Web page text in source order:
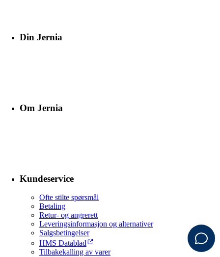
Din Jernia
Om Jernia
Kundeservice
Ofte stilte spørsmål
Betaling
Retur- og angrerett
Leveringsinformasjon og alternativer
Salgsbetingelser
HMS Datablad
Tilbakekalling av varer